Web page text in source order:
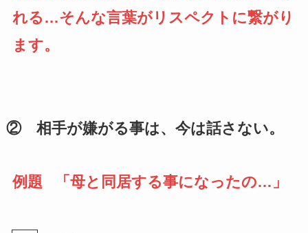
れる…そんな言葉がリスペクトに繋がり
ます。
② 相手が嫌がる事は、今は話さない。
例題 「母と同居する事になったの…」